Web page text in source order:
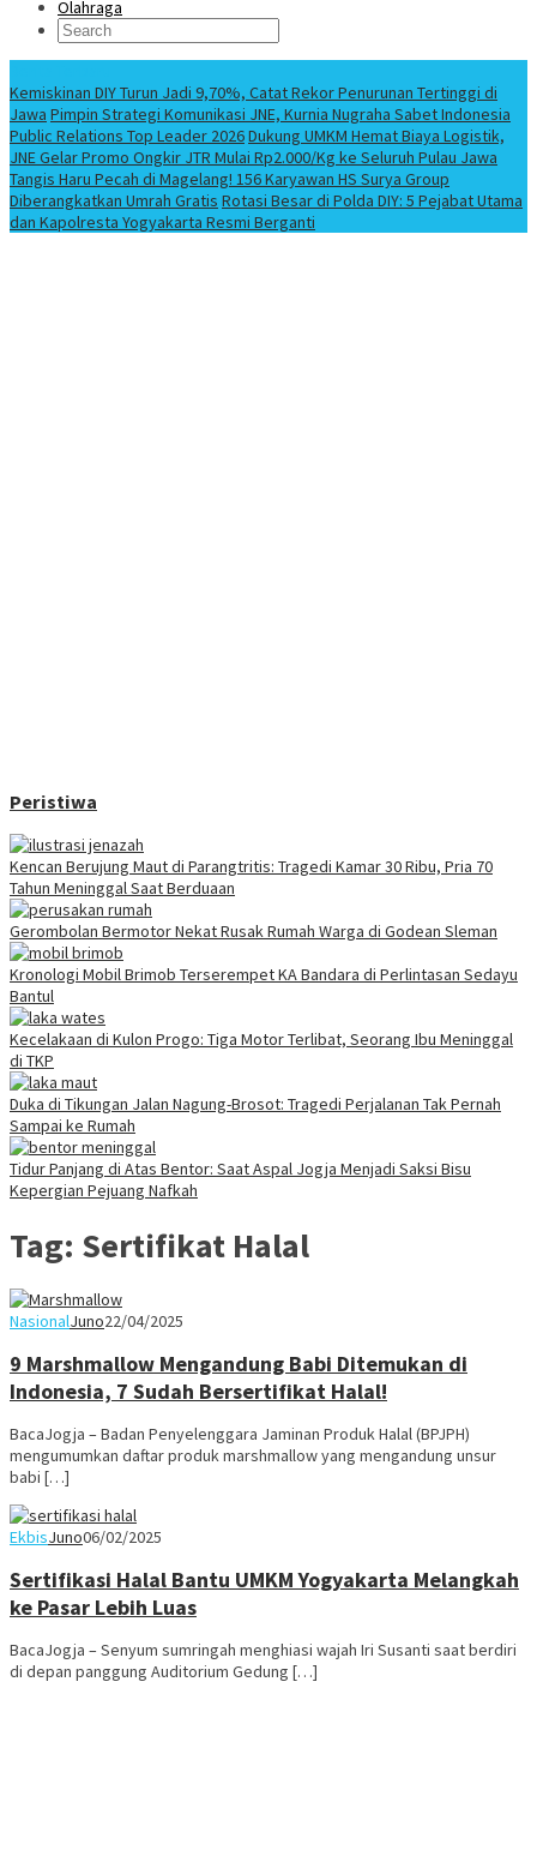
Olahraga
Kemiskinan DIY Turun Jadi 9,70%, Catat Rekor Penurunan Tertinggi di
Jawa Pimpin Strategi Komunikasi JNE, Kurnia Nugraha Sabet Indonesia
Public Relations Top Leader 2026Dukung UMKM Hemat Biaya Logistik,
JNE Gelar Promo Ongkir JTR Mulai Rp2.000/Kg ke Seluruh Pulau Jawa
Tangis Haru Pecah di Magelang! 156 Karyawan HS Surya Group
Diberangkatkan Umrah Gratis Rotasi Besar di Polda DIY: 5 Pejabat Utama
dan Kapolresta Yogyakarta Resmi Berganti
Peristiwa
Kencan Berujung Maut di Parangtritis: Tragedi Kamar 30 Ribu, Pria 70
Tahun Meninggal Saat Berduaan
Gerombolan Bermotor Nekat Rusak Rumah Warga di Godean Sleman
Kronologi Mobil Brimob Terserempet KA Bandara di Perlintasan Sedayu
Bantul
Kecelakaan di Kulon Progo: Tiga Motor Terlibat, Seorang Ibu Meninggal
di TKP
Duka di Tikungan Jalan Nagung-Brosot: Tragedi Perjalanan Tak Pernah
Sampai ke Rumah
Tidur Panjang di Atas Bentor: Saat Aspal Jogja Menjadi Saksi Bisu
Kepergian Pejuang Nafkah
Tag: Sertifikat Halal
NasionalJuno22/04/2025
9 Marshmallow Mengandung Babi Ditemukan di
Indonesia, 7 Sudah Bersertifikat Halal!
BacaJogja – Badan Penyelenggara Jaminan Produk Halal (BPJPH)
mengumumkan daftar produk marshmallow yang mengandung unsur
babi […]
EkbisJuno06/02/2025
Sertifikasi Halal Bantu UMKM Yogyakarta Melangkah
ke Pasar Lebih Luas
BacaJogja – Senyum sumringah menghiasi wajah Iri Susanti saat berdiri
di depan panggung Auditorium Gedung […]